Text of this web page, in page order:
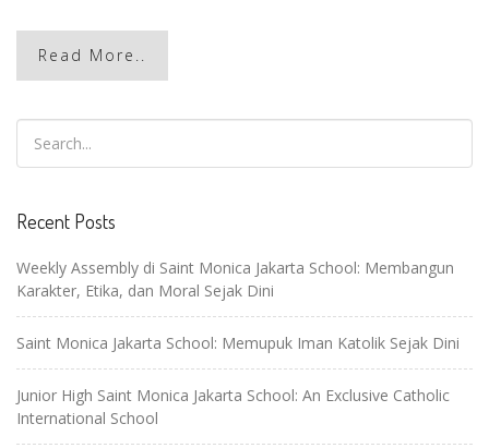
Read More..
Recent Posts
Weekly Assembly di Saint Monica Jakarta School: Membangun
Karakter, Etika, dan Moral Sejak Dini
Saint Monica Jakarta School: Memupuk Iman Katolik Sejak Dini
Junior High Saint Monica Jakarta School: An Exclusive Catholic
International School